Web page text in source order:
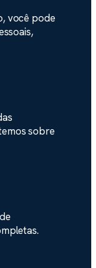
você pode
sobre